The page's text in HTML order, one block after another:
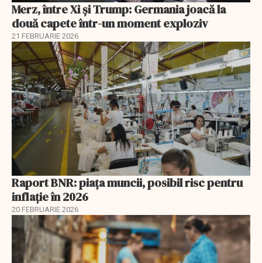
Merz, între Xi și Trump: Germania joacă la
două capete într-un moment exploziv
21 FEBRUARIE 2026
Raport BNR: piața muncii, posibil risc pentru
inflație în 2026
20 FEBRUARIE 2026